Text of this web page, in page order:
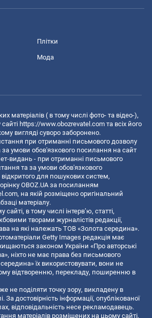
Плітки
Мода
матеріалів ( в тому числі фото- та відео-),
https://www.obozrevatel.com та всіх його
вигляді суворо заборонено.
при отриманні письмового дозволу
за умови обов'язкового посилання на сайт
видань - при отриманні письмового
та за умови обов'язкового
для пошукових систем,
OBOZ.UA за посиланням
, на якій розміщено оригінальний
матеріалу.
сайті, в тому числі інтерв’ю, статті,
творами журналістів редакції,
на які належать ТОВ «Золота середина».
Getty Images редакція має
законом України «Про авторські
ніхто не має права без письмового
їх використовувати, вони не
відтворенню, перекладу, поширенню в
не поділяти точку зору, викладену в
За достовірність інформації, опублікованої
відповідальність несе рекламодавець.
матеріалів розміщених на цьому сайті,